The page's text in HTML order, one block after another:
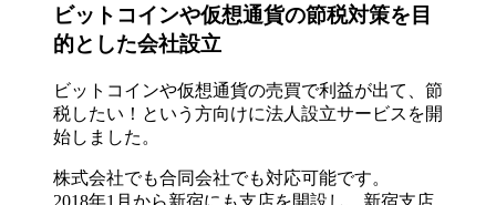
ビットコインや仮想通貨の節税対策を目
的とした会社設立
ビットコインや仮想通貨の売買で利益が出て、節
税したい！という方向けに法人設立サービスを開
始しました。
株式会社でも合同会社でも対応可能です。
2018年1月から新宿にも支店を開設し、新宿支店